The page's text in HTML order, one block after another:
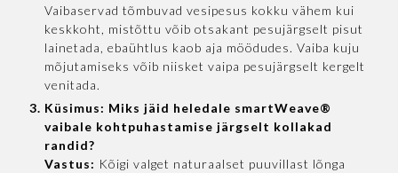
Vaibaservad tõmbuvad vesipesus kokku vähem kui
keskkoht, mistõttu võib otsakant pesujärgselt pisut
lainetada, ebaühtlus kaob aja möödudes. Vaiba kuju
mõjutamiseks võib niisket vaipa pesujärgselt kergelt
venitada.
Küsimus: Miks jäid heledale smartWeave®
vaibale kohtpuhastamise järgselt kollakad
randid?
Vastus: Kõigi valget naturaalset puuvillast lõnga